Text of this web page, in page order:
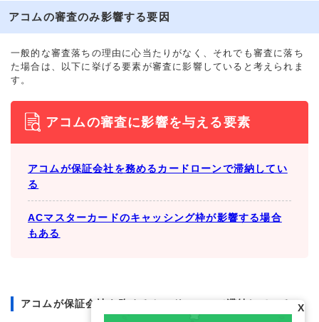
アコムの審査のみ影響する要因
一般的な審査落ちの理由に心当たりがなく、それでも審査に落ち
た場合は、以下に挙げる要素が審査に影響していると考えられま
す。
アコムの審査に影響を与える要素
アコムが保証会社を務めるカードローンで滞納してい
る
ACマスターカードのキャッシング枠が影響する場合
もある
アコムが保証会社を務めるカードローンで滞納している X